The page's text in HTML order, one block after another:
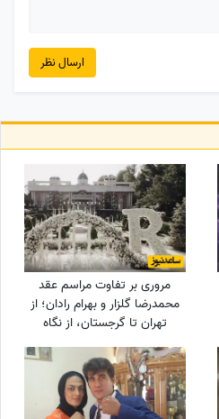
ارسال نظر
مروری بر تفاوت مراسم عقد
محمدرضا گلزار و بهرام رادان؛ از
تهران تا گرجستان، از نگاه
عاشقانه رادان به مینا تا نگاه رو
به آسمان گلزار هنگام خطبه عقد
+ عکس